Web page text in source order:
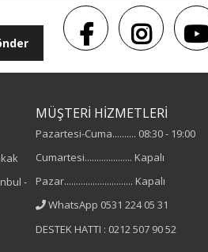
-
MÜŞTERİ HİZMETLERİ
Pazartesi-Cuma.......... 08:30 - 19:00
Cumartesi.................... Kapalı
Pazar............................. Kapalı
WhatsApp 0531 224 05 31
DESTEK HATTI : 0212 507 90 52